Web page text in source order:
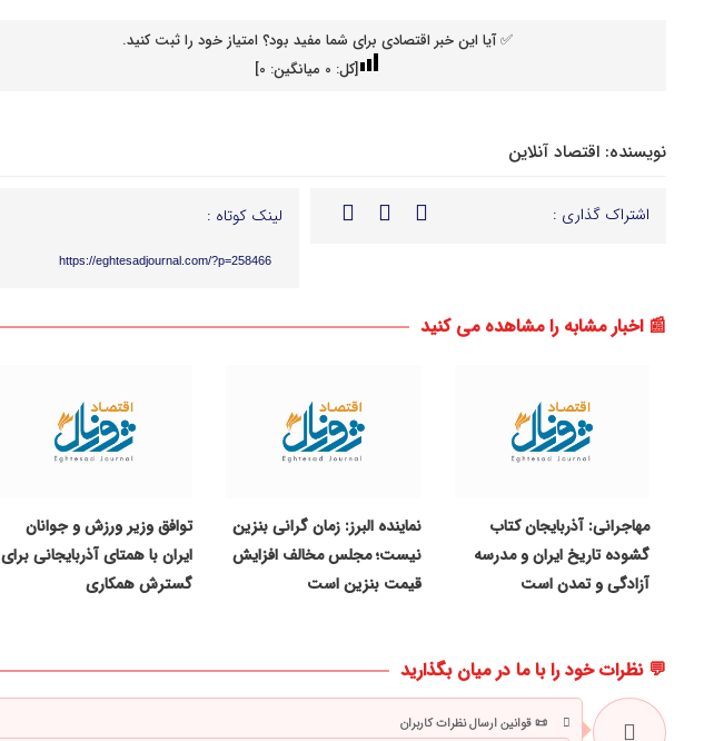
✅ آیا این خبر اقتصادی برای شما مفید بود؟ امتیاز خود را ثبت کنید.
[کل: 0 میانگین: 0
]
نویسنده: اقتصاد آنلاین
اشتراک گذاری : لینک کوتاه :
https://eghtesadjournal.com/?p=258466
📰 اخبار مشابه را مشاهده می کنید
مهاجرانی: آذربایجان کتاب
گشوده تاریخ ایران و مدرسه
آزادگی و تمدن است
نماینده البرز: زمان گرانی بنزین
نیست؛ مجلس مخالف افزایش
قیمت بنزین است
توافق وزیر ورزش و جوانان
ایران با همتای آذربایجانی برای
گسترش همکاری
💬 نظرات خود را با ما در میان بگذارید
📜 قوانین ارسال نظرات کاربران